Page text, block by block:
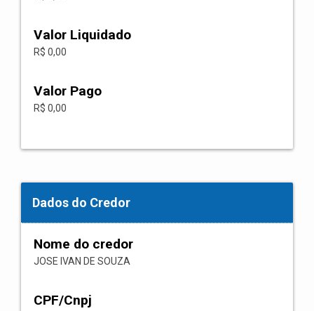
Valor Liquidado
R$ 0,00
Valor Pago
R$ 0,00
Dados do Credor
Nome do credor
JOSE IVAN DE SOUZA
CPF/Cnpj